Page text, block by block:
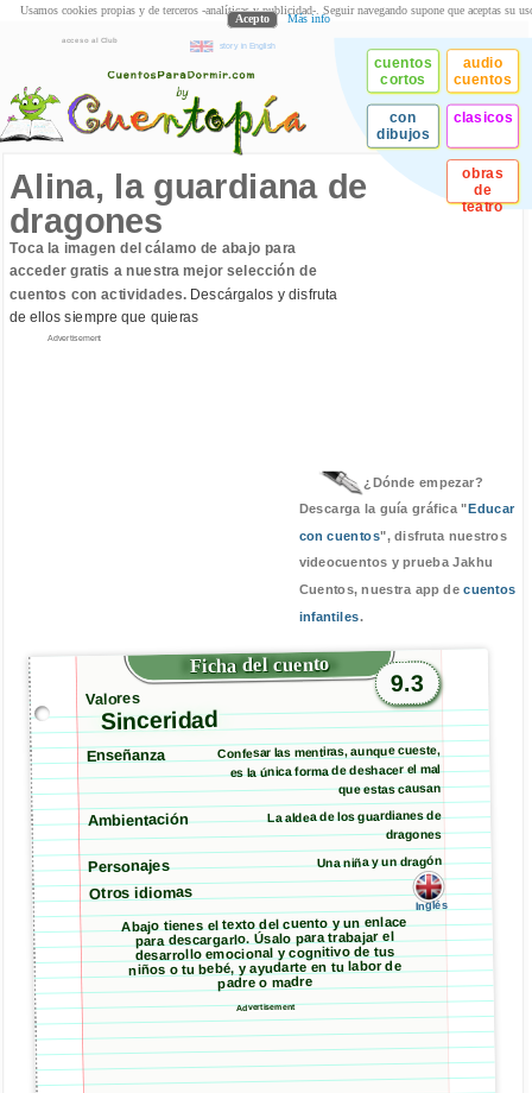
acceso al Club
story in English
cuentos
cortos
audio
cuentos
con
dibujos
clasicos
obras
de
teatro
Alina, la guardiana de
dragones
Toca la imagen del cálamo de abajo para
acceder gratis a nuestra mejor selección de
cuentos con actividades.Descárgalos y disfruta
de ellos siempre que quieras
Advertisement
¿Dónde empezar?
Descarga la guía gráfica "Educar
con cuentos", disfruta nuestros
videocuentos y prueba Jakhu
Cuentos, nuestra app decuentos
infantiles.
Ficha del cuento
9.3
Valores
Sinceridad
Enseñanza Confesar las mentiras, aunque cueste,
es la única forma de deshacer el mal
que estas causan
Ambientación La aldea de los guardianes de
dragones
Personajes Una niña y un dragón
Otros idiomas
Inglés
Abajo tienes el texto del cuento y un enlace
para descargarlo. Úsalo para trabajar el
desarrollo emocional y cognitivo de tus
niños o tu bebé, y ayudarte en tu labor de
padre o madre
Advertisement
Usamos cookies propias y de terceros -analíticas y publicidad-. Seguir navegando supone que aceptas su
Acepto Más info